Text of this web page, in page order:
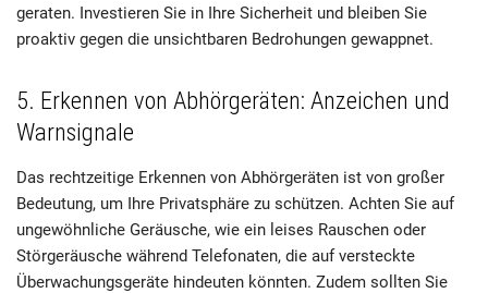
geraten. Investieren Sie in Ihre Sicherheit und bleiben Sie
proaktiv gegen die unsichtbaren Bedrohungen gewappnet.
5. Erkennen von Abhörgeräten: Anzeichen und
Warnsignale
Das rechtzeitige Erkennen von Abhörgeräten ist von großer
Bedeutung, um Ihre Privatsphäre zu schützen. Achten Sie auf
ungewöhnliche Geräusche, wie ein leises Rauschen oder
Störgeräusche während Telefonaten, die auf versteckte
Überwachungsgeräte hindeuten könnten. Zudem sollten Sie